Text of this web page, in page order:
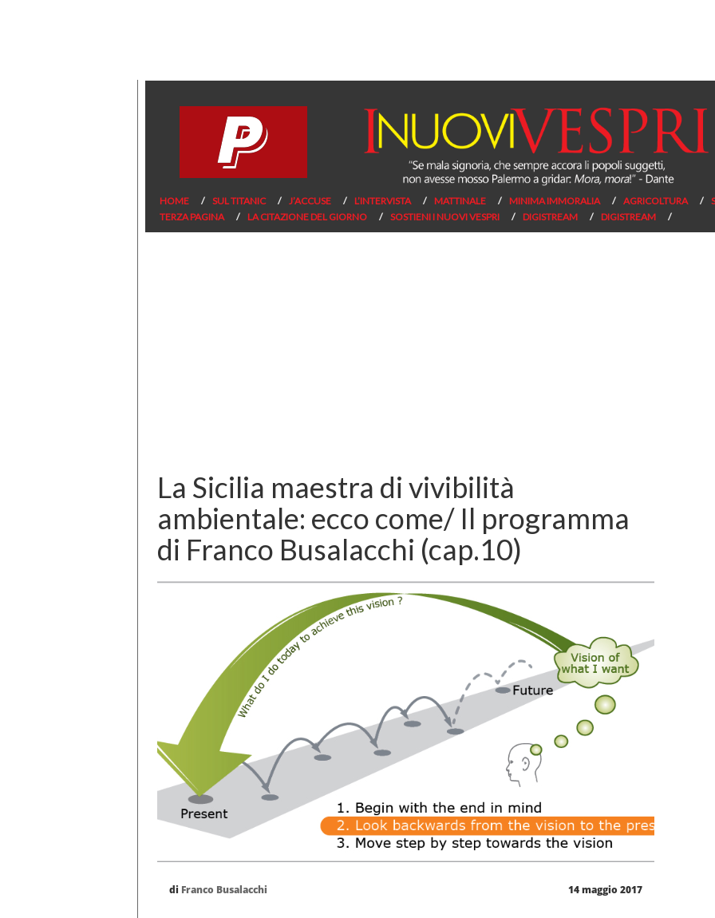
HOME SUL TITANIC J’ACCUSE L’INTERVISTA MATTINALE MINIMA IMMORALIA AGRICOLTURA
TERZA PAGINA
LA CITAZIONE DEL GIORNO SOSTIENI I NUOVI VESPRI DIGISTREAM DIGISTREAM
La Sicilia maestra di vivibilità
ambientale: ecco come/ Il programma
di Franco Busalacchi (cap.10)
di Franco Busalacchi 14 maggio 2017